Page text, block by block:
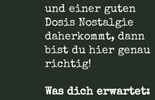
und einer guten
Dosis Nostalgie
daherkommt, dann
bist du hier genau
richtig!
Was dich erwartet: